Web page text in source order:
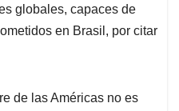
globales, capaces de
en Brasil, por citar
de las Américas no es